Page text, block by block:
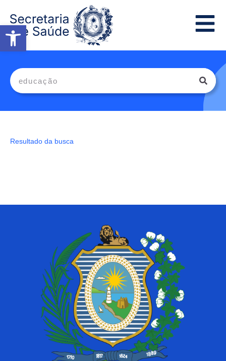
Abrir a barra de ferramentas
Resultado da busca